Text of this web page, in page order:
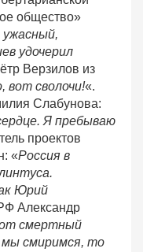
общество»
удочерил
Верзилов из
вот сволочи!«.
Слабунова:
Я пребываю
проектов
«Россия в
Юрий
Александр
смертный
мы смиримся, то